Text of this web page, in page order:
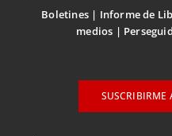
Boletines Informe de
medios
SUSCRIBIRME